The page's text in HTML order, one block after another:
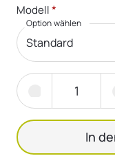
Modell*
Option wählen
Standard
In